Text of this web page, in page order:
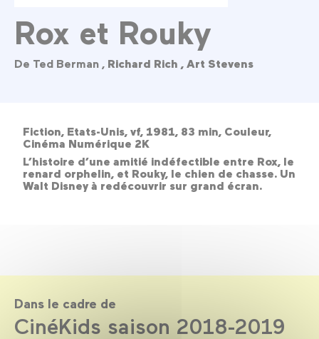
Rox et Rouky
De Ted Berman , Richard Rich , Art Stevens
Fiction, Etats-Unis, vf, 1981, 83 min, Couleur,
Cinéma Numérique 2K
L’histoire d’une amitié indéfectible entre Rox, le
renard orphelin, et Rouky, le chien de chasse. Un
Walt Disney à redécouvrir sur grand écran.
Dans le cadre de
CinéKids saison 2018-2019